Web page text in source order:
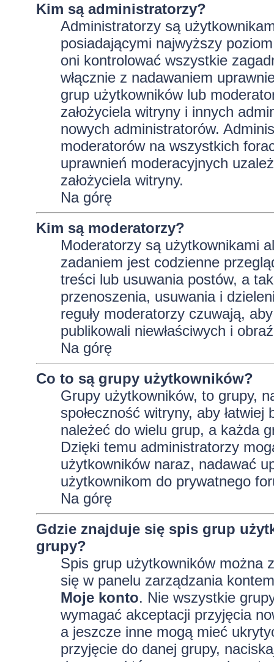
Kim są administratorzy?
Administratorzy są
posiadającymi najwyższy
oni kontrolować wszystkie
włącznie z nadawaniem
grup użytkowników lub
założyciela witryny i innych
nowych administratorów.
moderatorów na wszystkich
uprawnień moderacyjnych
założyciela witryny.
Na górę
Kim są moderatorzy?
Moderatorzy są użytkownikami
zadaniem jest codzienne
treści lub usuwania postów, a
przenoszenia, usuwania i
reguły moderatorzy czuwają,
publikowali niewłaściwych i
Na górę
Co to są grupy użytkowników?
Grupy użytkowników, to grupy,
społeczność witryny, aby
należeć do wielu grup, a każda
Dzięki temu administratorzy
użytkowników naraz, nadawać
użytkownikom do prywatnego
Na górę
Gdzie znajduje się spis grup
grupy?
Spis grup użytkowników można
się w panelu zarządzania
Moje konto. Nie wszystkie
wymagać akceptacji przyjęcia
a jeszcze inne mogą mieć
przyjęcie do danej grupy,